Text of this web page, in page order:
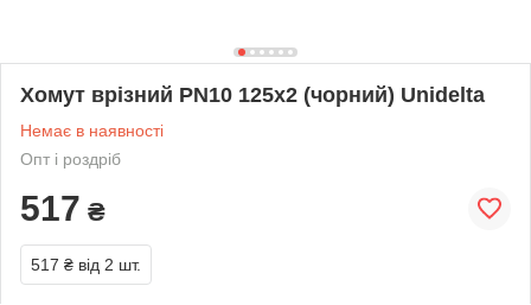
Хомут врізний PN10 125х2 (чорний) Unidelta
Немає в наявності
Опт і роздріб
517 ₴
517 ₴ від 2 шт.